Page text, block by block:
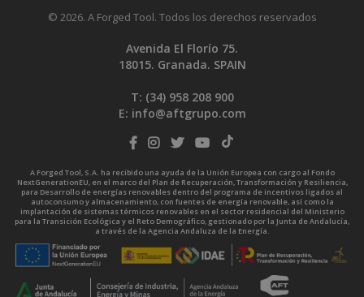
© 2026. A Forged Tool. Todos los derechos reservados
Avenida El Florío 75.
18015. Granada. SPAIN
T: (34) 958 208 900
E: info@aftgrupo.com
A Forged Tool, S.A. ha recibido una ayuda de la Unión Europea con cargo al Fondo
NextGenerationEU, en el marco del Plan de Recuperación, Transformación y Resiliencia,
para Desarrollo de energías renovables dentro del programa de incentivos ligados al
autoconsumo y almacenamiento, con fuentes de energía renovable, así como la
implantación de sistemas térmicos renovables en el sector residencial del Ministerio
para la Transición Ecológica y el Reto Demográfico, gestionado por la Junta de Andalucía,
a través de la Agencia Andaluza de la Energía.